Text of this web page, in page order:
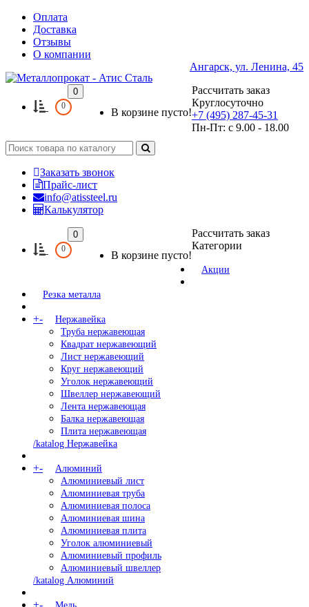
Оплата
Доставка
Отзывы
О компании
Ангарск, ул. Ленина, 45
0
0
В корзине пусто!
Рассчитать заказ
Круглосуточно
+7 (495) 287-45-31
Пн-Пт: с 9.00 - 18.00
Заказать звонок
Прайс-лист
info@atissteel.ru
Калькулятор
0
0
В корзине пусто!
Рассчитать заказ
Категории
Акции
Резка металла
+-
Нержавейка
Труба нержавеющая
Квадрат нержавеющий
Лист нержавеющий
Круг нержавеющий
Уголок нержавеющий
Швеллер нержавеющий
Лента нержавеющая
Балка нержавеющая
Плита нержавеющая
/katalog Нержавейка
+-
Алюминий
Алюминиевый лист
Алюминиевая труба
Алюминиевая полоса
Алюминиевая шина
Алюминиевая плита
Уголок алюминиевый
Алюминиевый профиль
Алюминиевый швеллер
/katalog Алюминий
+-